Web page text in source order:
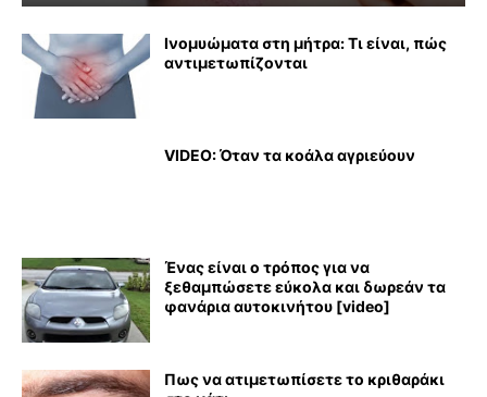
Ινομυώματα στη μήτρα: Τι είναι, πώς
αντιμετωπίζονται
VIDEO: Όταν τα κοάλα αγριεύουν
Ένας είναι ο τρόπος για να
ξεθαμπώσετε εύκολα και δωρεάν τα
φανάρια αυτοκινήτου [video]
Πως να ατιμετωπίσετε το κριθαράκι